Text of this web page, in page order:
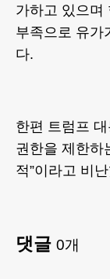
가하고 있으며
부족으로 유가
다.
한편 트럼프
권한을 제한하
적”이라고 비
댓글 0개